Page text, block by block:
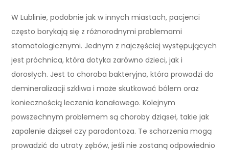
W Lublinie, podobnie jak w innych miastach, pacjenci
często borykają się z różnorodnymi problemami
stomatologicznymi. Jednym z najczęściej występujących
jest próchnica, która dotyka zarówno dzieci, jak i
dorosłych. Jest to choroba bakteryjna, która prowadzi do
demineralizacji szkliwa i może skutkować bólem oraz
koniecznością leczenia kanałowego. Kolejnym
powszechnym problemem są choroby dziąseł, takie jak
zapalenie dziąseł czy paradontoza. Te schorzenia mogą
prowadzić do utraty zębów, jeśli nie zostaną odpowiednio